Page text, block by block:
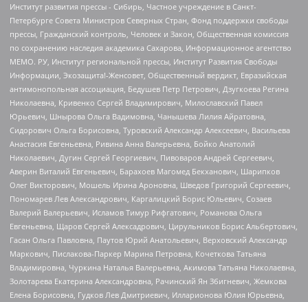
Институт развития прессы - Сибирь, Частное учреждение в Санкт-
Петербурге Совета Министров Северных Стран, Фонд поддержки свободы
прессы, Гражданский контроль, Человек и Закон, Общественная комиссия
по сохранению наследия академика Сахарова, Информационное агентство
МЕМО. РУ, Институт региональной прессы, Институт Развития Свободы
Информации, Экозащита!-Женсовет, Общественный вердикт, Евразийская
антимонопольная ассоциация, Бедушев Петр Петрович, Дзугкоева Регина
Николаевна, Кривенко Сергей Владимирович, Милославский Павел
Юрьевич, Шнырова Ольга Вадимовна, Чанышева Лилия Айратовна,
Сидорович Ольга Борисовна, Туровский Александр Алексеевич, Васильева
Анастасия Евгеньевна, Ривина Анна Валерьевна, Бойко Анатолий
Николаевич, Дугин Сергей Георгиевич, Пивоваров Андрей Сергеевич,
Аверин Виталий Евгеньевич, Барахоев Магомед Бекханович, Шарипков
Олег Викторович, Мошель Ирина Ароновна, Шведов Григорий Сергеевич,
Пономарев Лев Александрович, Каргалицкий Борис Юльевич, Созаев
Валерий Валерьевич, Исламов Тимур Рифгатович, Романова Ольга
Евгеньевна, Щаров Сергей Алексадрович, Цирульников Борис Альбертович,
Гасан Ольга Павловна, Паутов Юрий Анатольевич, Верховский Александр
Маркович, Пислакова-Паркер Марина Петровна, Кочеткова Татьяна
Владимировна, Чуркина Наталья Валерьевна, Акимова Татьяна Николаевна,
Золотарева Екатерина Александровна, Рачинский Ян Збигневич, Жемкова
Елена Борисовна, Гудков Лев Дмитриевич, Илларионова Юлия Юрьевна,